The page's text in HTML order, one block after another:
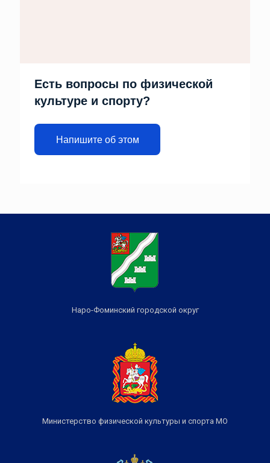
Есть вопросы по физической
культуре и спорту?
Напишите об этом
Наро-Фоминский городской округ
Министерство физической культуры и спорта МО